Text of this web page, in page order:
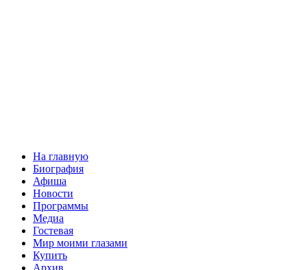
На главную
Биография
Афиша
Новости
Программы
Медиа
Гостевая
Мир моими глазами
Купить
Архив